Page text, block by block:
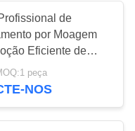
142
de
por Moagem
Eficiente de
e Revestimento de
com
peça
NOS